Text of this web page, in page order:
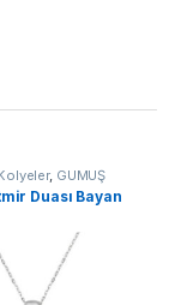
, GÜMÜŞ
Kıtmir
,Kolye
Duası Bayan